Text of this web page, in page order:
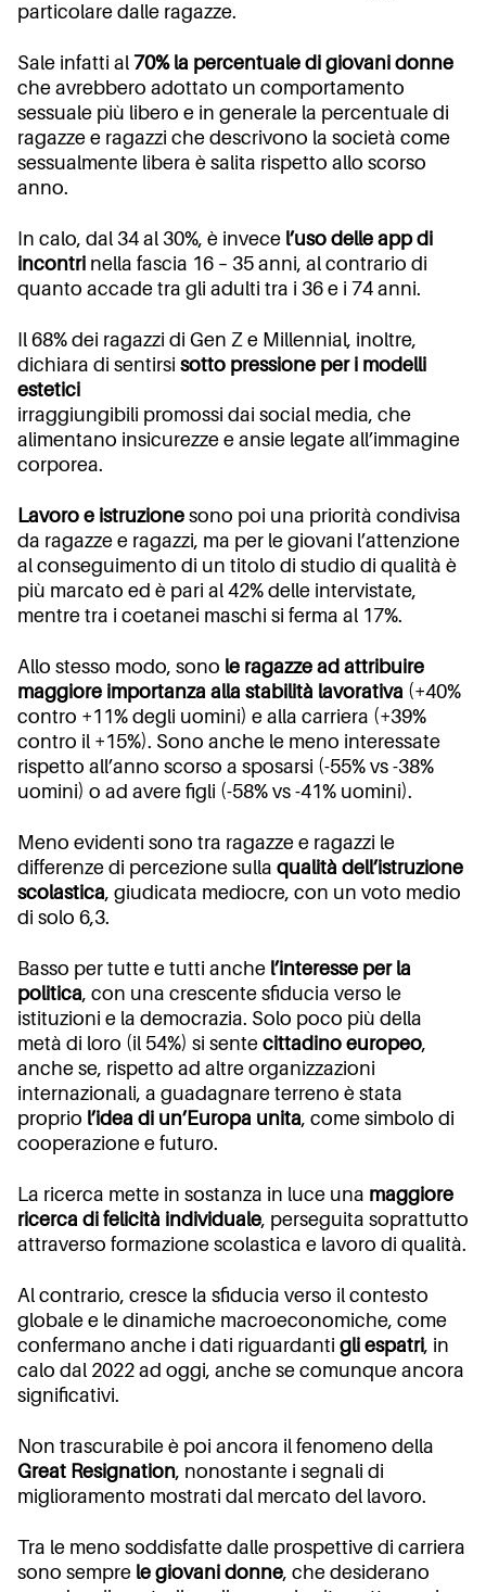
particolare dalle ragazze.
Sale infatti al 70% la percentuale di giovani donne
che avrebbero adottato un comportamento
sessuale più libero e in generale la percentuale di
ragazze e ragazzi che descrivono la società come
sessualmente libera è salita rispetto allo scorso
anno.
In calo, dal 34 al 30%, è invece l’uso delle app di
incontri nella fascia 16 – 35 anni, al contrario di
quanto accade tra gli adulti tra i 36 e i 74 anni.
Il 68% dei ragazzi di Gen Z e Millennial, inoltre,
dichiara di sentirsi sotto pressione per i modelli
estetici
irraggiungibili promossi dai social media, che
alimentano insicurezze e ansie legate all’immagine
corporea.
Lavoro e istruzione sono poi una priorità condivisa
da ragazze e ragazzi, ma per le giovani l’attenzione
al conseguimento di un titolo di studio di qualità è
più marcato ed è pari al 42% delle intervistate,
mentre tra i coetanei maschi si ferma al 17%.
Allo stesso modo, sono le ragazze ad attribuire
maggiore importanza alla stabilità lavorativa (+40%
contro +11% degli uomini) e alla carriera (+39%
contro il +15%). Sono anche le meno interessate
rispetto all’anno scorso a sposarsi (-55% vs -38%
uomini) o ad avere figli (-58% vs -41% uomini).
Meno evidenti sono tra ragazze e ragazzi le
differenze di percezione sulla qualità dell’istruzione
scolastica, giudicata mediocre, con un voto medio
di solo 6,3.
Basso per tutte e tutti anche l’interesse per la
politica, con una crescente sfiducia verso le
istituzioni e la democrazia. Solo poco più della
metà di loro (il 54%) si sente cittadino europeo,
anche se, rispetto ad altre organizzazioni
internazionali, a guadagnare terreno è stata
proprio l’idea di un’Europa unita, come simbolo di
cooperazione e futuro.
La ricerca mette in sostanza in luce una maggiore
ricerca di felicità individuale, perseguita soprattutto
attraverso formazione scolastica e lavoro di qualità.
Al contrario, cresce la sfiducia verso il contesto
globale e le dinamiche macroeconomiche, come
confermano anche i dati riguardanti gli espatri, in
calo dal 2022 ad oggi, anche se comunque ancora
significativi.
Non trascurabile è poi ancora il fenomeno della
Great Resignation, nonostante i segnali di
miglioramento mostrati dal mercato del lavoro.
Tra le meno soddisfatte dalle prospettive di carriera
sono sempre le giovani donne, che desiderano